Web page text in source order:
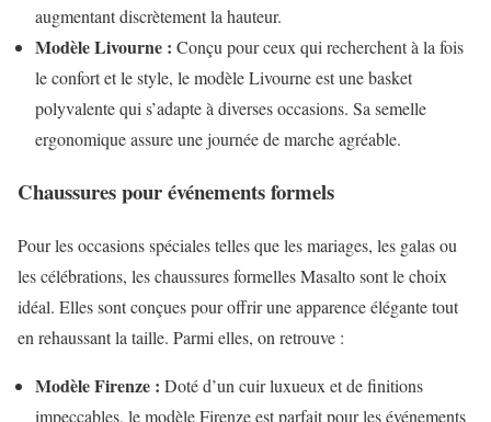
augmentant discrètement la hauteur.
Modèle Livourne : Conçu pour ceux qui recherchent à la fois
le confort et le style, le modèle Livourne est une basket
polyvalente qui s’adapte à diverses occasions. Sa semelle
ergonomique assure une journée de marche agréable.
Chaussures pour événements formels
Pour les occasions spéciales telles que les mariages, les galas ou
les célébrations, les chaussures formelles Masalto sont le choix
idéal. Elles sont conçues pour offrir une apparence élégante tout
en rehaussant la taille. Parmi elles, on retrouve :
Modèle Firenze : Doté d’un cuir luxueux et de finitions
impeccables, le modèle Firenze est parfait pour les événements